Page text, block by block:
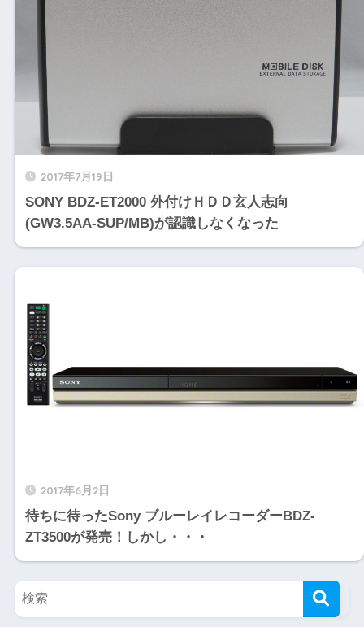
2017年7月19日
SONY BDZ-ET2000 外付けＨＤＤ玄人志向
(GW3.5AA-SUP/MB)が認識しなくなった
2017年6月2日
待ちに待ったSony ブルーレイレコーダーBDZ-
ZT3500が発売！しかし・・・